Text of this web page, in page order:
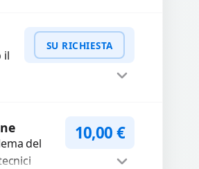
WhatsApp
il
SU RICHIESTA
del
10,00€